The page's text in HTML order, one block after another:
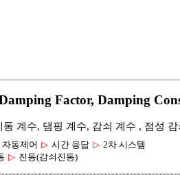
Factor, Damping
동 계수, 댐핑 계수, 감쇠 계수 , 점성
자동제어 ▷ 시간 응답 ▷ 2차 시스템
▷ 진동(감쇠진동)